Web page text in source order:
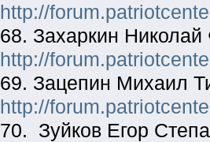
http://
68. Захаркин
http://
69. Зацепин Михаил
http://
70. Зуйков Егор